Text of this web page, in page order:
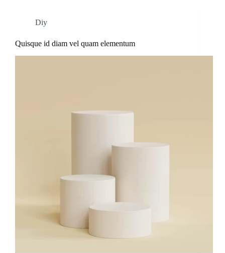
Diy
Quisque id diam vel quam elementum